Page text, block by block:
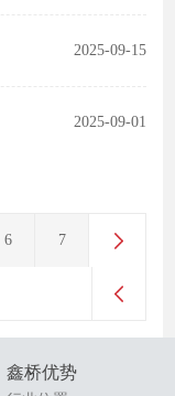
2025-09-15
2025-09-01
6 7
鑫桥优势